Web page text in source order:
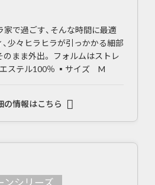
で過ごす、そんな時間に最適
少々ヒラヒラが引っかかる細部
まま外出。 フォルムはストレ
ステル100％ ▪サイズ M
の情報はこちら
ンシリーズ